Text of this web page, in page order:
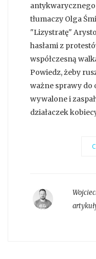
tłumaczy Olga
"Lizystratę"
hasłami z
współczesną
Powiedz, żeby
ważne sprawy do
wywalone i
działaczek